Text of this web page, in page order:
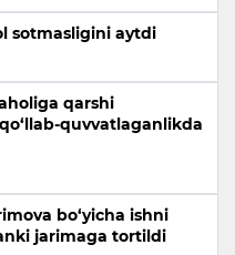
sotmasligini aytdi
qarshi
quvvatlaganlikda
bo‘yicha ishni
jarimaga tortildi